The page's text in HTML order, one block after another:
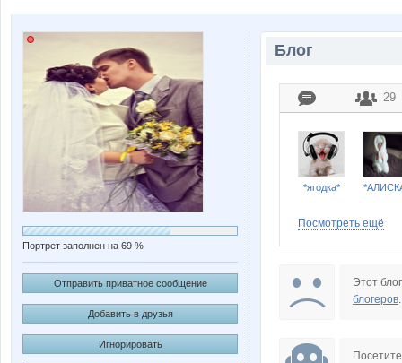
Портрет заполнен на 69 %
Отправить приватное сообщение
Добавить в друзья
Игнорировать
Блог
29
*ягодка*
Platina
Посмотреть ещё
Этот
блогеров.